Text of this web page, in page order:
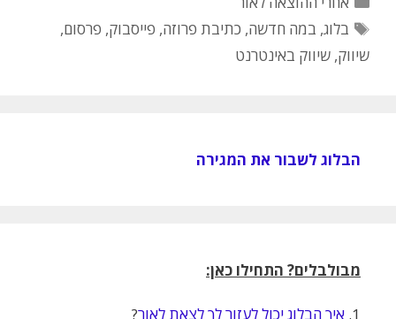
תגיות
בלוג, במה חדשה, כתיבת פרוזה, פייסבוק, פרסום,
שיווק, שיווק באינטרנט
הבלוג לשבור את המגירה
מבולבלים? התחילו כאן:
1. איך הבלוג יכול לעזור לך לצאת לאור?